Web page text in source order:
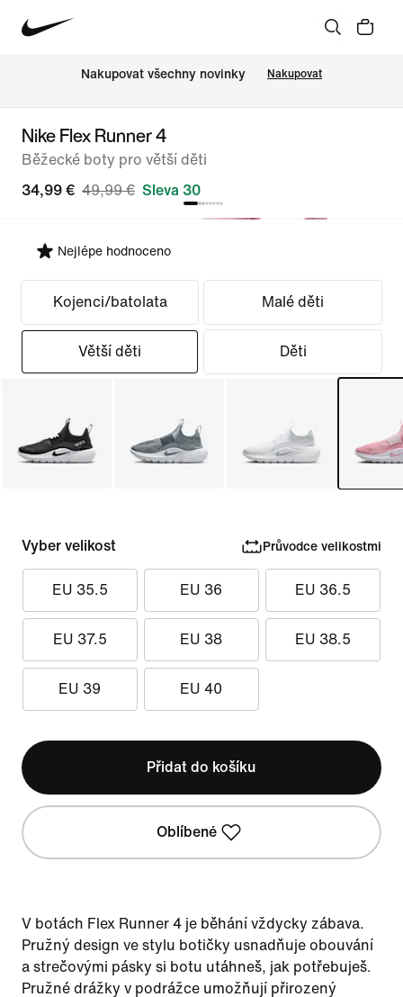
Nakupovat všechny novinky Nakupovat
Nike Flex Runner 4
Běžecké boty pro větší děti
34,99 € 49,99 € Sleva 30
Nejlépe hodnoceno
Vybrat střih
Kojenci/batolata Malé děti
Větší děti Děti
Vyber velikost Průvodce velikostmi
EU 35.5 EU 36 EU 36.5
EU 37.5 EU 38 EU 38.5
EU 39 EU 40
Přidat do košíku
Oblíbené
V botách Flex Runner 4 je běhání vždycky zábava.
Pružný design ve stylu botičky usnadňuje obouvání
a strečovými pásky si botu utáhneš, jak potřebuješ.
Pružné drážky v podrážce umožňují přirozený